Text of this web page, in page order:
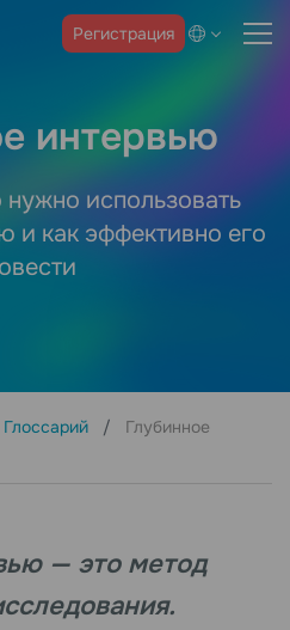
Регистрация
интервью
нужно использовать
и как эффективно его
Глоссарий
Глубинное
— это метод